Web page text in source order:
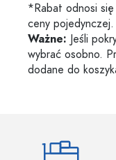
*Rabat odnosi
ceny pojedynczej.
Ważne: Jeśli
wybrać osobno.
dodane do